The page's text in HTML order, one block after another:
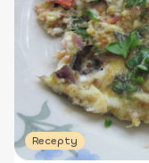
Recepty